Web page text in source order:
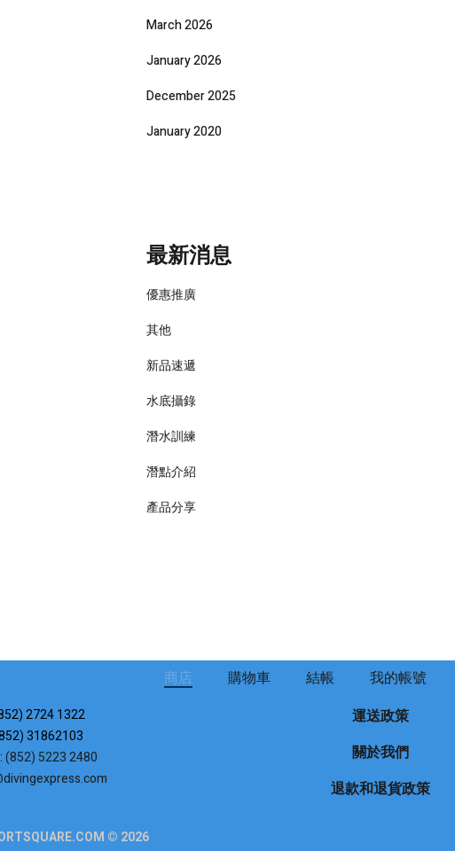
March 2026
January 2026
December 2025
January 2020
最新消息
優惠推廣
其他
新品速遞
水底攝錄
潛水訓練
潛點介紹
產品分享
商店 購物車 結帳 我的帳號
2724 1322
31862103
(852) 5223 2480
運送政策
關於我們
退款和退貨政策
© 2026